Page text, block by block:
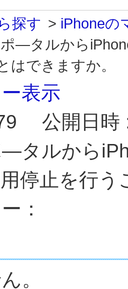
探す > iPhoneの
―タルから
はできますか。
表示
公開日時
タルから
停止を行
：
。